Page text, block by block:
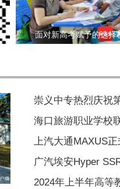
面对新高考赋予的选择
崇义中专热烈庆祝
海口旅游职业学校
上汽大通MAXUS
广汽埃安Hyper
2024年上半年高等